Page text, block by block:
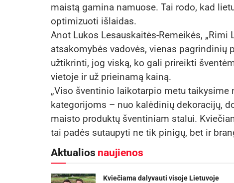
maistą gamina namuose. Tai rodo, kad
optimizuoti išlaidas.
Anot Lukos Lesauskaitės-Remeikės, „Rimi
atsakomybės vadovės, vienas
užtikrinti, jog viską, ko gali prireikti
vietoje ir už prieinamą kainą.
„Viso šventinio laikotarpio metu
kategorijoms – nuo kalėdinių dekoracijų,
maisto produktų šventiniam stalui.
tai padės sutaupyti ne tik pinigų, bet ir
Aktualios naujienos
Kviečiama dalyvauti visoje Lietuvoje